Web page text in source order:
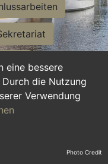
eine bessere
die Nutzung
Verwendung
Photo Credit